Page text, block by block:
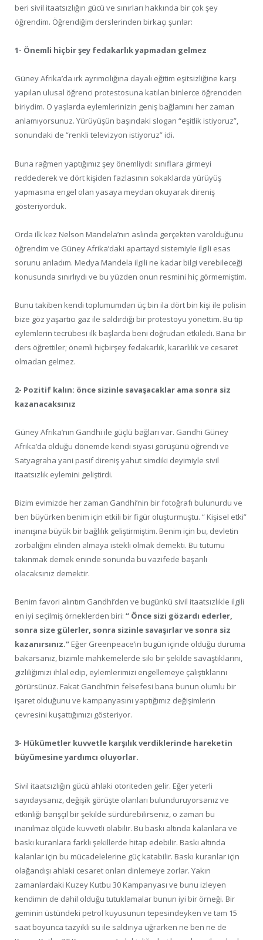
beri sivil itaatsızlığın gücü ve sınırları hakkında bir çok şey
öğrendim. Öğrendiğim derslerinden birkaçı şunlar:
1- Önemli hiçbir şey fedakarlık yapmadan gelmez
Güney Afrika’da ırk ayrımcılığına dayalı eğitim eşitsizliğine karşı
yapılan ulusal öğrenci protestosuna katılan binlerce öğrenciden
biriydim. O yaşlarda eylemlerinizin geniş bağlamını her zaman
anlamıyorsunuz. Yürüyüşün başındaki slogan “eşitlik istiyoruz”,
sonundaki de “renkli televizyon istiyoruz” idi.
Buna rağmen yaptığımız şey önemliydi: sınıflara girmeyi
reddederek ve dört kişiden fazlasının sokaklarda yürüyüş
yapmasına engel olan yasaya meydan okuyarak direniş
gösteriyorduk.
Orda ilk kez Nelson Mandela’nın aslında gerçekten varolduğunu
öğrendim ve Güney Afrika’daki apartayd sistemiyle ilgili esas
sorunu anladım. Medya Mandela ilgili ne kadar bilgi verebileceği
konusunda sınırlıydı ve bu yüzden onun resmini hiç görmemiştim.
Bunu takiben kendi toplumumdan üç bin ila dört bin kişi ile polisin
bize göz yaşartıcı gaz ile saldırdığı bir protestoyu yönettim. Bu tip
eylemlerin tecrübesi ilk başlarda beni doğrudan etkiledi. Bana bir
ders öğrettiler; önemli hiçbirşey fedakarlık, kararlılık ve cesaret
olmadan gelmez.
2- Pozitif kalın: önce sizinle savaşacaklar ama sonra siz
kazanacaksınız
Güney Afrika’nın Gandhi ile güçlü bağları var. Gandhi Güney
Afrika’da olduğu dönemde kendi siyasi görüşünü öğrendi ve
Satyagraha yani pasif direniş yahut simdiki deyimiyle sivil
itaatsızlık eylemini geliştirdi.
Bizim evimizde her zaman Gandhi’nin bir fotoğrafı bulunurdu ve
ben büyürken benim için etkili bir figür oluşturmuştu. “ Kişisel etki”
inanışına büyük bir bağlılık geliştirmiştim. Benim için bu, devletin
zorbalığını elinden almaya istekli olmak demekti. Bu tutumu
takınmak demek eninde sonunda bu vazifede başarılı
olacaksınız demektir.
Benim favori alıntım Gandhi’den ve bugünkü sivil itaatsızlıkle ilgili
en iyi seçilmiş örneklerden biri: “ Önce sizi gözardı ederler,
sonra size gülerler, sonra sizinle savaşırlar ve sonra siz
kazanırsınız.” Eğer Greenpeace’in bugün içinde olduğu duruma
bakarsanız, bizimle mahkemelerde sıkı bir şekilde savaştıklarını,
gizliliğimizi ihlal edip, eylemlerimizi engellemeye çalıştıklarını
görürsünüz. Fakat Gandhi’nin felsefesi bana bunun olumlu bir
işaret olduğunu ve kampanyasını yaptığımız değişimlerin
çevresini kuşattığımızı gösteriyor.
3- Hükümetler kuvvetle karşılık verdiklerinde hareketin
büyümesine yardımcı oluyorlar.
Sivil itaatsızlığın gücü ahlaki otoriteden gelir. Eğer yeterli
sayıdaysanız, değişik görüşte olanları bulunduruyorsanız ve
etkinliği barışçıl bir şekilde sürdürebilirseniz, o zaman bu
inanılmaz ölçüde kuvvetli olabilir. Bu baskı altında kalanlara ve
baskı kuranlara farklı şekillerde hitap edebilir. Baskı altında
kalanlar için bu mücadelelerine güç katabilir. Baskı kuranlar için
olağandışı ahlaki cesaret onları dinlemeye zorlar. Yakın
zamanlardaki Kuzey Kutbu 30 Kampanyası ve bunu izleyen
kendimin de dahil olduğu tutuklamalar bunun iyi bir örneği. Bir
geminin üstündeki petrol kuyusunun tepesindeyken ve tam 15
saat boyunca tazyikli su ile saldırıya uğrarken ne ben ne de